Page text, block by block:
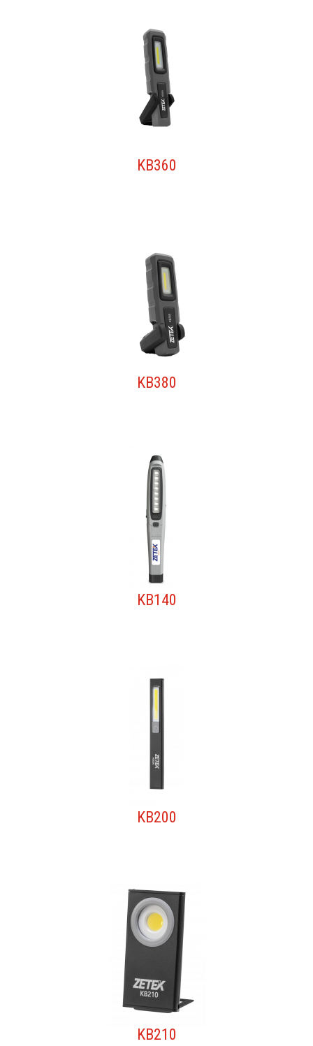
KB360
KB380
KB140
KB200
KB210